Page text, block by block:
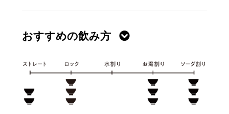
おすすめの飲み方